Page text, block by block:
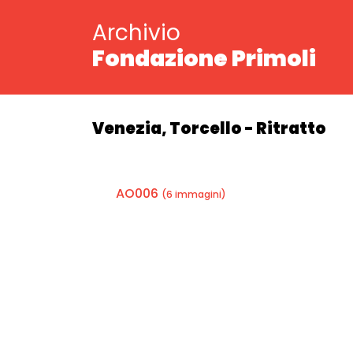
Archivio
Fondazione Primoli
Venezia, Torcello - Ritratto
AO006 (6 immagini)